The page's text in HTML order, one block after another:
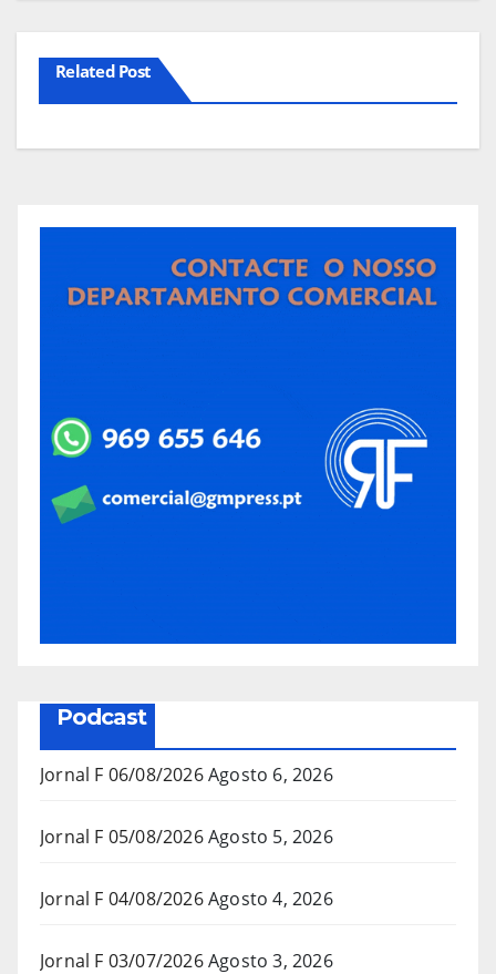
Related Post
Podcast
Jornal F 06/08/2026Agosto 6, 2026
Jornal F 05/08/2026Agosto 5, 2026
Jornal F 04/08/2026Agosto 4, 2026
Jornal F 03/07/2026Agosto 3, 2026